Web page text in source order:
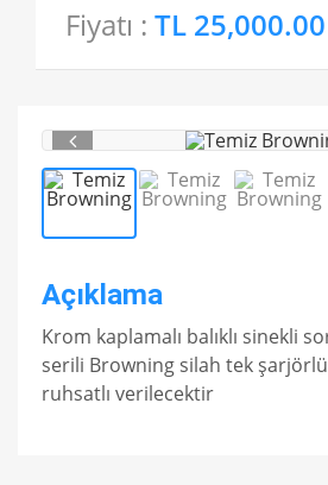
Fiyatı : TL 25,000.00
Açıklama
Krom kaplamalı balıklı sinekli
serili Browning silah tek
ruhsatlı verilecektir